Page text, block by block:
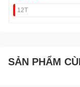
12T
SẢN PHẨM